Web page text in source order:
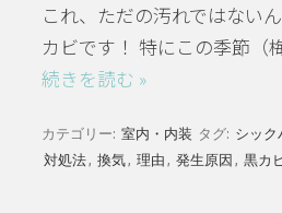
これ、ただの汚れではない
カビです！ 特にこの季節
続きを読む »
カテゴリー: 室内・内装 タグ: シック
対処法, 換気, 理由 , 発生原因 , 黒カ